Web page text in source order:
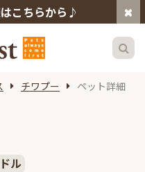
こちらから♪
チワプー ペット詳細
ル